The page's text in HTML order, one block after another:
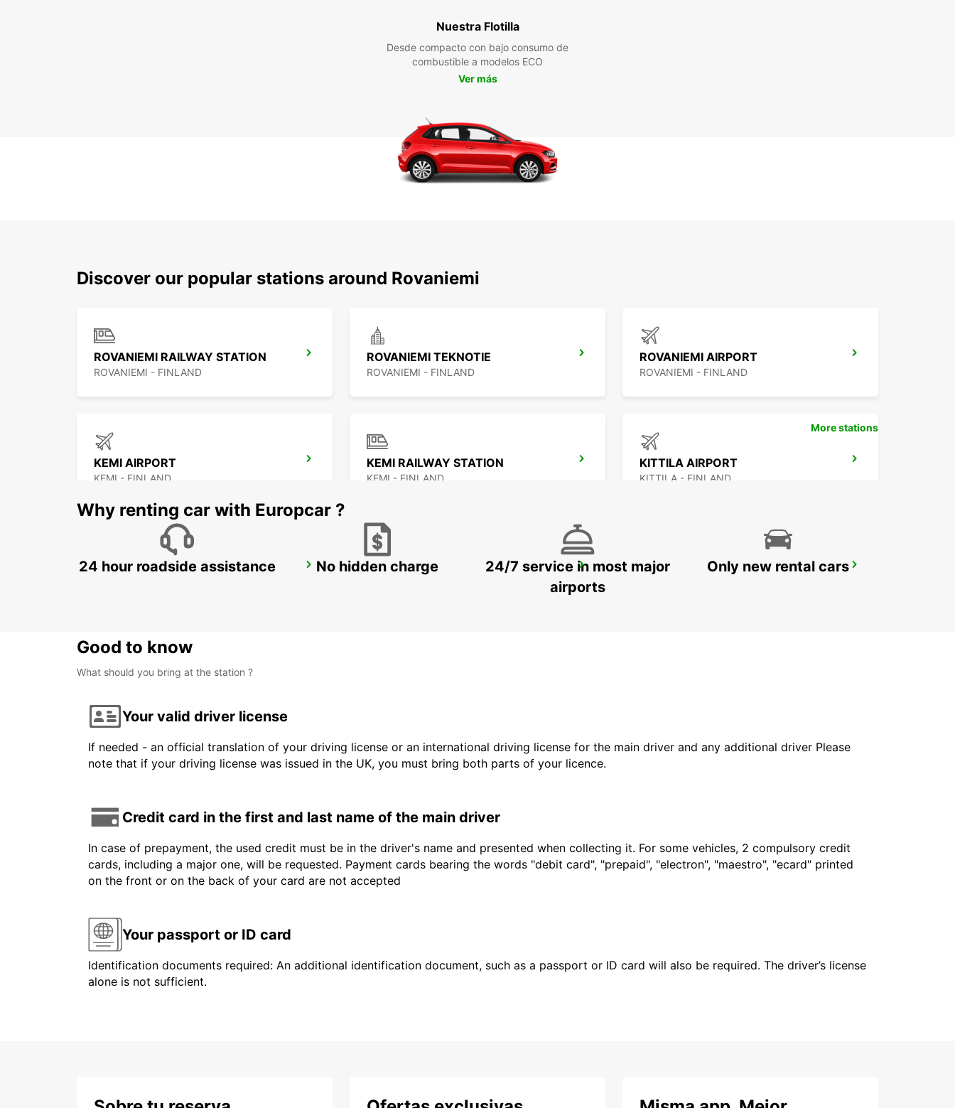
Nuestra Flotilla
Desde compacto con bajo consumo de
combustible a modelos ECO
Ver más
Discover our popular stations around Rovaniemi
ROVANIEMI RAILWAY STATION
ROVANIEMI - FINLAND
ROVANIEMI TEKNOTIE
ROVANIEMI - FINLAND
ROVANIEMI AIRPORT
ROVANIEMI - FINLAND
KEMI AIRPORT
KEMI - FINLAND
KEMI RAILWAY STATION
KEMI - FINLAND
KITTILA AIRPORT
KITTILA - FINLAND
KITTILA LEVI RESORT KUUSAMO CITY KUUSAMO AIRPORT
More stations
Why renting car with Europcar ?
24 hour roadside assistance No hidden charge
24/7 service in most major
airports
Only new rental cars
Good to know
What should you bring at the station ?
Your valid driver license
If needed - an official translation of your driving license or an international driving license for the main driver and any additional driver Please
note that if your driving license was issued in the UK, you must bring both parts of your licence.
Credit card in the first and last name of the main driver
In case of prepayment, the used credit must be in the driver's name and presented when collecting it. For some vehicles, 2 compulsory credit
cards, including a major one, will be requested. Payment cards bearing the words "debit card", "prepaid", "electron", "maestro", "ecard" printed
on the front or on the back of your card are not accepted
Your passport or ID card
Identification documents required: An additional identification document, such as a passport or ID card will also be required. The driver’s license
alone is not sufficient.